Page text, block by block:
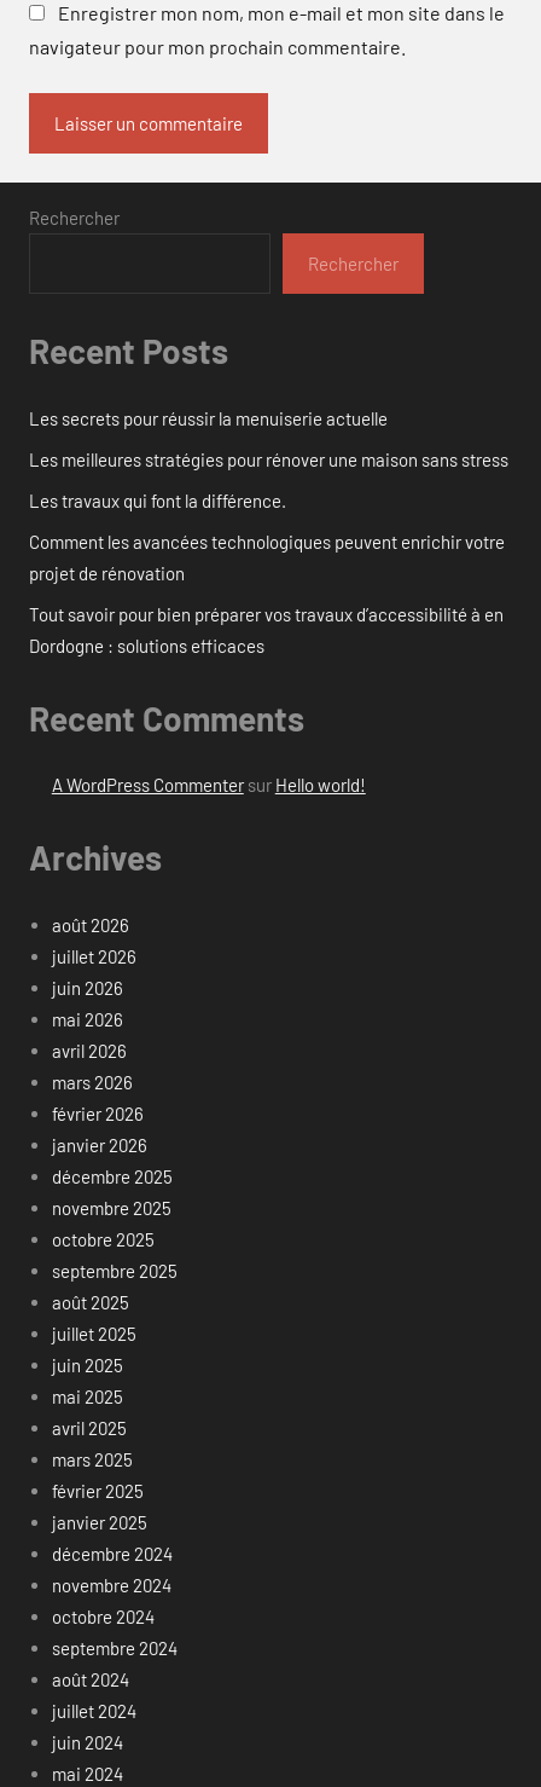
Enregistrer mon nom, mon e-mail et mon site dans le
navigateur pour mon prochain commentaire.
Rechercher
Rechercher
Recent Posts
Les secrets pour réussir la menuiserie actuelle
Les meilleures stratégies pour rénover une maison sans stress
Les travaux qui font la différence.
Comment les avancées technologiques peuvent enrichir votre
projet de rénovation
Tout savoir pour bien préparer vos travaux d’accessibilité à en
Dordogne : solutions efficaces
Recent Comments
A WordPress Commentersur Hello world!
Archives
août 2026
juillet 2026
juin 2026
mai 2026
avril 2026
mars 2026
février 2026
janvier 2026
décembre 2025
novembre 2025
octobre 2025
septembre 2025
août 2025
juillet 2025
juin 2025
mai 2025
avril 2025
mars 2025
février 2025
janvier 2025
décembre 2024
novembre 2024
octobre 2024
septembre 2024
août 2024
juillet 2024
juin 2024
mai 2024